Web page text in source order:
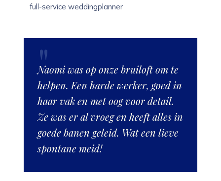
full-service weddingplanner
Naomi was op onze bruiloft om te
helpen. Een harde werker, goed in
haar vak en met oog voor detail.
Ze was er al vroeg en heeft alles in
goede banen geleid. Wat een lieve
spontane meid!